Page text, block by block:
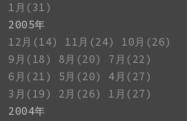
1月(31)
2005年
12月(14)
11月(24)
10月(26)
9月(18)
8月(20)
7月(22)
6月(21)
5月(20)
4月(27)
3月(19)
2月(26)
1月(27)
2004年